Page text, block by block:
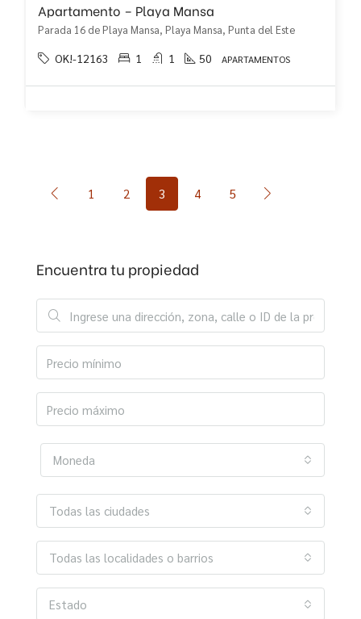
Apartamento – Playa Mansa
Parada 16 de Playa Mansa, Playa Mansa, Punta del Este
OK!-12163 1 1 50 APARTAMENTOS
1 2 3 4 5
Encuentra tu propiedad
Moneda
Todas las ciudades
Todas las localidades o barrios
Estado